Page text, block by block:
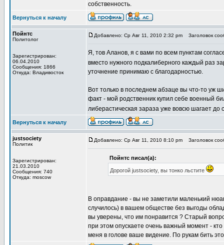
собственность.
Вернуться к началу
Пойнтс
Политолог
Зарегистрирован:
06.04.2010
Сообщения: 1866
Откуда: Владивосток
Добавлено: Ср Авг 11, 2010 2:32 pm Заголовок
Я, тов Аланов, я с вами по всем пунктам
вместо нужного подкалиберного каждый раз
уточнение принимаю с благодарностью.
Вот только в последнем абзаце вы что-то уж
факт - мой родственник купил себе военный
либерастическая зараза уже вовсю шагает
Вернуться к началу
justsociety
Политик
Зарегистрирован:
21.03.2010
Сообщения: 740
Откуда: moscow
Добавлено: Ср Авг 11, 2010 8:10 pm Заголовок
Пойнтс писал(а):
Дорогой justsociety, вы тонко льстите
В оправдание - вы не заметили маленький
случилось) в вашем обществе без выгоды
вы уверены, что им понравится ? Старый
при этом опускаете очень важный момент -
меня в голове ваше видение. По рукам бить